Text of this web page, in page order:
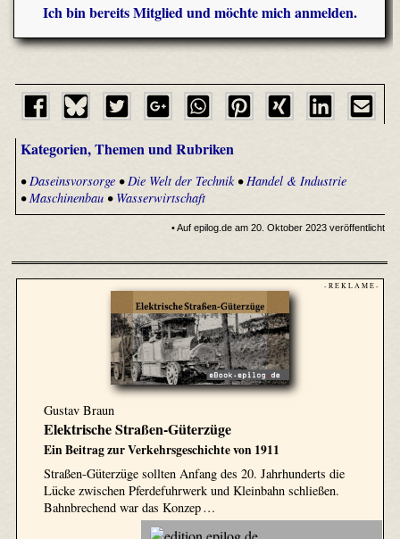
Ich bin bereits Mitglied und möchte mich anmelden.
Kategorien, Themen und Rubriken
• Daseinsvorsorge• Die Welt der Technik• Handel & Industrie
•Maschinenbau• Wasserwirtschaft
• Auf epilog.de am 20. Oktober 2023 veröffentlicht
- R E K L A M E -
Gustav Braun
Elektrische Straßen-Güterzüge
Ein Beitrag zur Verkehrsgeschichte von 1911
Straßen-Güterzüge sollten Anfang des 20. Jahrhunderts die
Lücke zwischen Pferdefuhrwerk und Kleinbahn schließen.
Bahnbrechend war das Konzep …